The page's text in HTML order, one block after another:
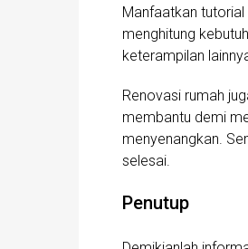
Manfaatkan
menghitung
keterampilan
Renovasi rumah
membantu demi
menyenangkan.
selesai.
Penutup